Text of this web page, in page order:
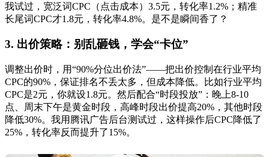
我试过，宽泛词CPC（点击成本）3.5元，转化率1.2%；精准
长尾词CPC才1.8元，转化率4.8%。是不是瞬间香了？
3. 出价策略：别乱砸钱，学会“卡位”
调整出价时，用“90%分位出价法”——把出价控制在行业平均
CPC的90%，保证排名不丢太多，但成本降低。比如行业平均
CPC是2元，你就设1.8元。然后配合“时段投放”：晚上8-10
点、周末下午是黄金时段，高峰时段出价提高20%，其他时段
降低30%。我用腾讯广告后台测试过，这样操作后CPC降低了
25%，转化率反而提升了15%。